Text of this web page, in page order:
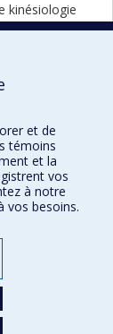
kinésiologie
et de
témoins
et la
vos
à notre
vos besoins.